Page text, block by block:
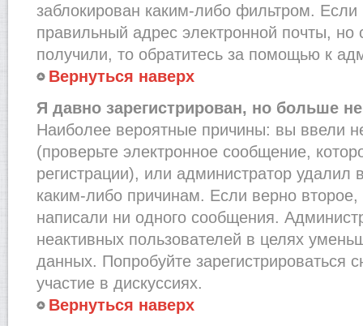
заблокирован каким-либо фильтром.
правильный адрес электронной почты, но
получили, то обратитесь за помощью к
Вернуться наверх
Я давно зарегистрирован, но больше
Наиболее вероятные причины: вы ввели
(проверьте электронное сообщение,
регистрации), или администратор удалил
каким-либо причинам. Если верно
написали ни одного сообщения.
неактивных пользователей в целях
данных. Попробуйте зарегистрироваться
участие в дискуссиях.
Вернуться наверх